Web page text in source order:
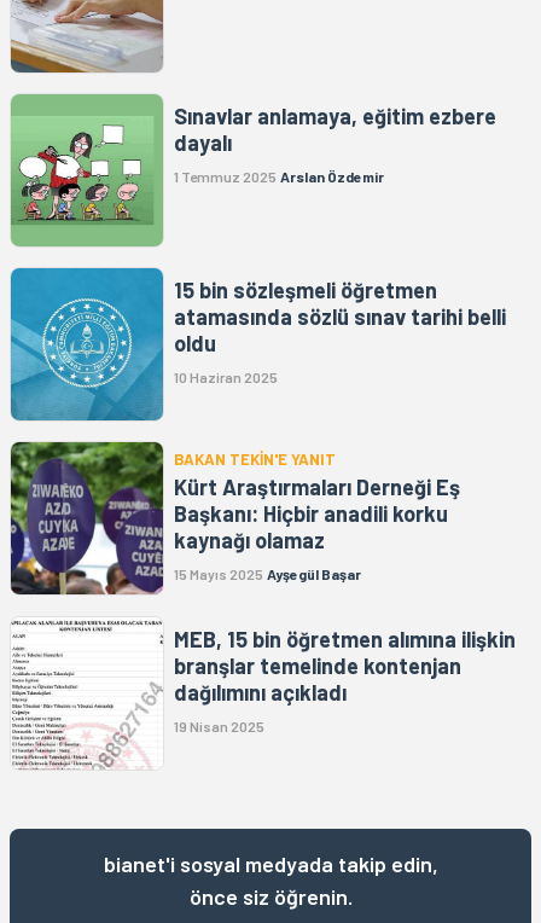
Sınavlar anlamaya, eğitim ezbere
dayalı
1 Temmuz 2025 Arslan Özdemir
15 bin sözleşmeli öğretmen
atamasında sözlü sınav tarihi belli
oldu
10 Haziran 2025
BAKAN TEKİN'E YANIT
Kürt Araştırmaları Derneği Eş
Başkanı: Hiçbir anadili korku
kaynağı olamaz
15 Mayıs 2025 Ayşegül Başar
MEB, 15 bin öğretmen alımına ilişkin
branşlar temelinde kontenjan
dağılımını açıkladı
19 Nisan 2025
bianet'i sosyal medyada takip edin,
önce siz öğrenin.